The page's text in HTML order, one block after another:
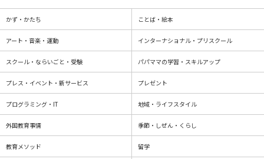
かず・かたち ことば・絵本
アート・音楽・運動 インターナショナル・プリスクール
スクール・ならいごと・受験 パパママの学習・スキルアップ
プレス・イベント・新サービス プレゼント
プログラミング・IT 地域・ライフスタイル
外国教育事情 季節・しぜん・くらし
教育メソッド 留学